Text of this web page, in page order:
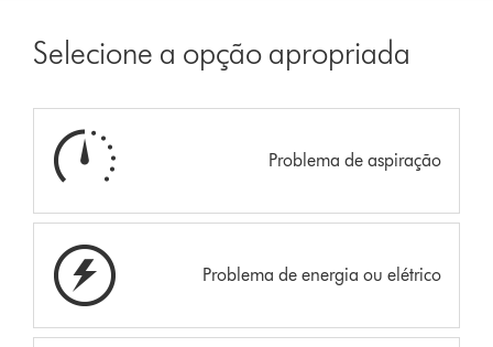
Selecione a opção apropriada
Problema de aspiração
Problema de energia ou elétrico